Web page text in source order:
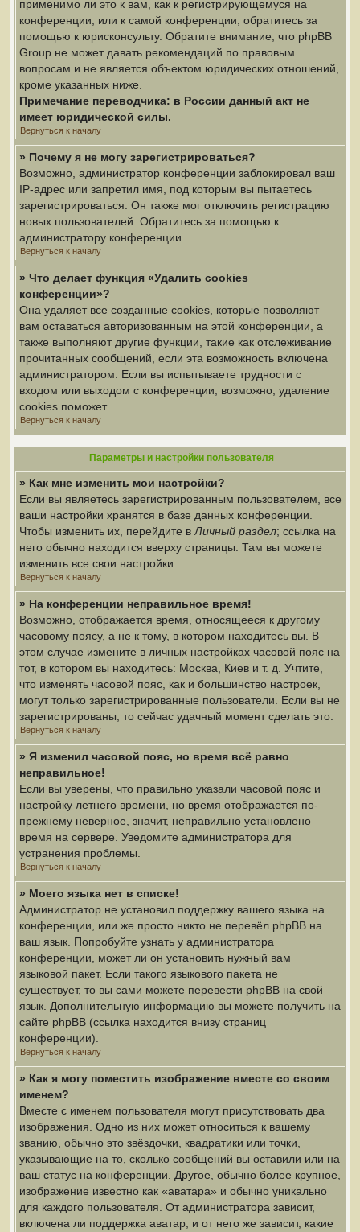
применимо ли это к вам, как к регистрирующемуся на
конференции, или к самой конференции, обратитесь за
помощью к юрисконсульту. Обратите внимание, что phpBB
Group не может давать рекомендаций по правовым
вопросам и не является объектом юридических отношений,
кроме указанных ниже.
Примечание переводчика: в России данный акт не
имеет юридической силы.
Вернуться к началу
» Почему я не могу зарегистрироваться?
Возможно, администратор конференции заблокировал ваш
IP-адрес или запретил имя, под которым вы пытаетесь
зарегистрироваться. Он также мог отключить регистрацию
новых пользователей. Обратитесь за помощью к
администратору конференции.
Вернуться к началу
» Что делает функция «Удалить cookies
конференции»?
Она удаляет все созданные cookies, которые позволяют
вам оставаться авторизованным на этой конференции, а
также выполняют другие функции, такие как отслеживание
прочитанных сообщений, если эта возможность включена
администратором. Если вы испытываете трудности с
входом или выходом с конференции, возможно, удаление
cookies поможет.
Вернуться к началу
Параметры и настройки пользователя
» Как мне изменить мои настройки?
Если вы являетесь зарегистрированным пользователем, все
ваши настройки хранятся в базе данных конференции.
Чтобы изменить их, перейдите в Личный раздел; ссылка на
него обычно находится вверху страницы. Там вы можете
изменить все свои настройки.
Вернуться к началу
» На конференции неправильное время!
Возможно, отображается время, относящееся к другому
часовому поясу, а не к тому, в котором находитесь вы. В
этом случае измените в личных настройках часовой пояс на
тот, в котором вы находитесь: Москва, Киев и т. д. Учтите,
что изменять часовой пояс, как и большинство настроек,
могут только зарегистрированные пользователи. Если вы не
зарегистрированы, то сейчас удачный момент сделать это.
Вернуться к началу
» Я изменил часовой пояс, но время всё равно
неправильное!
Если вы уверены, что правильно указали часовой пояс и
настройку летнего времени, но время отображается по-
прежнему неверное, значит, неправильно установлено
время на сервере. Уведомите администратора для
устранения проблемы.
Вернуться к началу
» Моего языка нет в списке!
Администратор не установил поддержку вашего языка на
конференции, или же просто никто не перевёл phpBB на
ваш язык. Попробуйте узнать у администратора
конференции, может ли он установить нужный вам
языковой пакет. Если такого языкового пакета не
существует, то вы сами можете перевести phpBB на свой
язык. Дополнительную информацию вы можете получить на
сайте phpBB (ссылка находится внизу страниц
конференции).
Вернуться к началу
» Как я могу поместить изображение вместе со своим
именем?
Вместе с именем пользователя могут присутствовать два
изображения. Одно из них может относиться к вашему
званию, обычно это звёздочки, квадратики или точки,
указывающие на то, сколько сообщений вы оставили или на
ваш статус на конференции. Другое, обычно более крупное,
изображение известно как «аватара» и обычно уникально
для каждого пользователя. От администратора зависит,
включена ли поддержка аватар, и от него же зависит, какие